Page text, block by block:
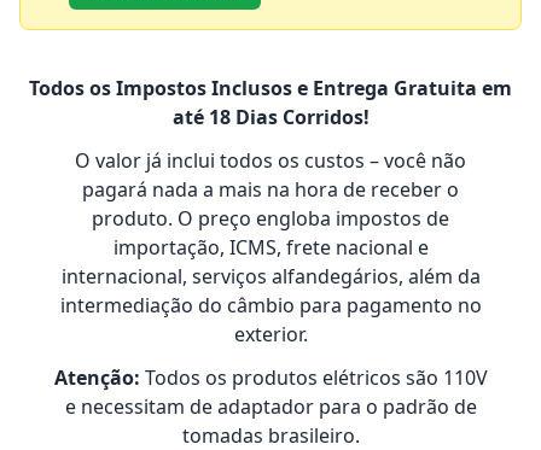
Todos os Impostos Inclusos e Entrega Gratuita em
até 18 Dias Corridos!
O valor já inclui todos os custos – você não
pagará nada a mais na hora de receber o
produto. O preço engloba impostos de
importação, ICMS, frete nacional e
internacional, serviços alfandegários, além da
intermediação do câmbio para pagamento no
exterior.
Atenção: Todos os produtos elétricos são 110V
e necessitam de adaptador para o padrão de
tomadas brasileiro.